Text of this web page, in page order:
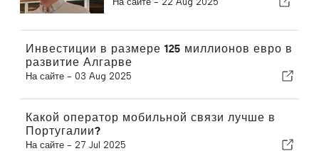
Инвестиции в размере 125 миллионов евро в
развитие Алгарве
На сайте - 03 Aug 2025
Какой оператор мобильной связи лучше в
Португалии?
На сайте - 27 Jul 2025